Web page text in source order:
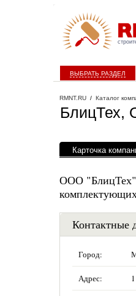
ВЫБРАТЬ РАЗДЕЛ
RMNT.RU / Каталог
БлицТех,
Карточка
ООО "БлицТех"
Контактные
Город:
Адрес: